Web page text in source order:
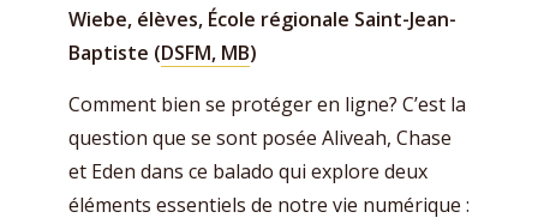
Wiebe, élèves, École régionale Saint-Jean-
Baptiste (DSFM, MB)
Comment bien se protéger en ligne? C’est la
question que se sont posée Aliveah, Chase
et Eden dans ce balado qui explore deux
éléments essentiels de notre vie numérique :